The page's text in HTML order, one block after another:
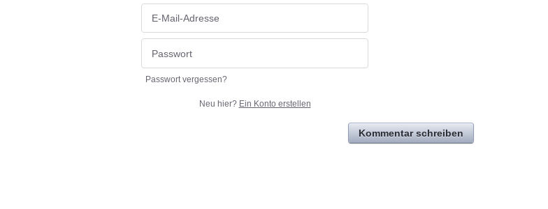
Passwort vergessen?
Neu hier? Ein Konto erstellen
Kommentar schreiben